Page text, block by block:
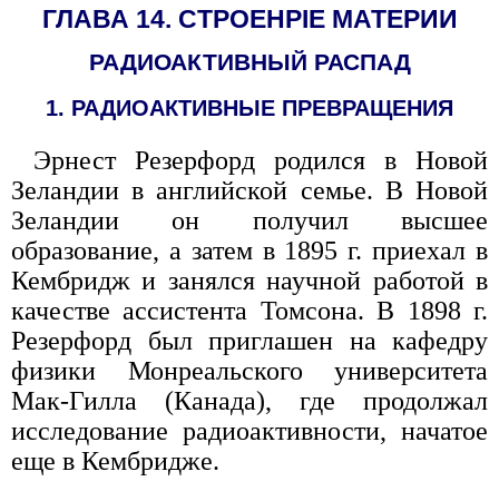
ГЛАВА 14. CTPOEHPIE МАТЕРИИ
РАДИОАКТИВНЫЙ РАСПАД
1. РАДИОАКТИВНЫЕ ПРЕВРАЩЕНИЯ
Эрнест Резерфорд родился в Новой
Зеландии в английской семье. В Новой
Зеландии он получил высшее
образование, а затем в 1895 г. приехал в
Кембридж и занялся научной работой в
качестве ассистента Томсона. В 1898 г.
Резерфорд был приглашен на кафедру
физики Монреальского университета
Мак-Гилла (Канада), где продолжал
исследование радиоактивности, начатое
еще в Кембридже.